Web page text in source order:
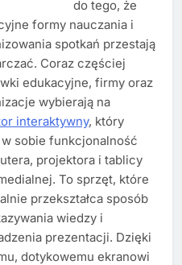
do tego, że
formy nauczania i
spotkań przestają
Coraz częściej
edukacyjne, firmy oraz
wybierają na
interaktywny, który
w sobie funkcjonalność
projektora i tablicy
To sprzęt, które
przekształca sposób
wiedzy i
prezentacji. Dzięki
dotykowemu ekranowi